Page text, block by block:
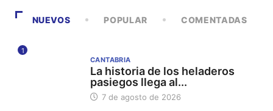
NUEVOS POPULAR COMENTADAS
1
CANTABRIA
La historia de los heladeros
pasiegos llega al...
7 de agosto de 2026